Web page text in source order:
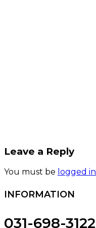
Leave a Reply
You must be logged in
INFORMATION
031-698-3122